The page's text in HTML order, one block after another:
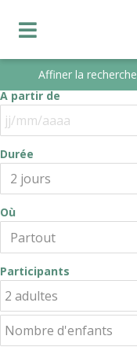
Affiner la recherche
A partir de
Durée
2 jours
Où
Partout
Participants